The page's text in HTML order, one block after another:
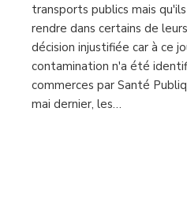
transports publics mais
rendre dans certains de
décision injustifiée car à ce
contamination n'a été
commerces par Santé
mai dernier, les…